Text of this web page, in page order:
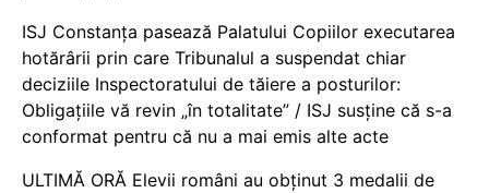
ISJ Constanța pasează Palatului Copiilor executarea
hotărârii prin care Tribunalul a suspendat chiar
deciziile Inspectoratului de tăiere a posturilor:
Obligațiile vă revin „în totalitate” / ISJ susține că s-a
conformat pentru că nu a mai emis alte acte
ULTIMĂ ORĂ Elevii români au obținut 3 medalii de